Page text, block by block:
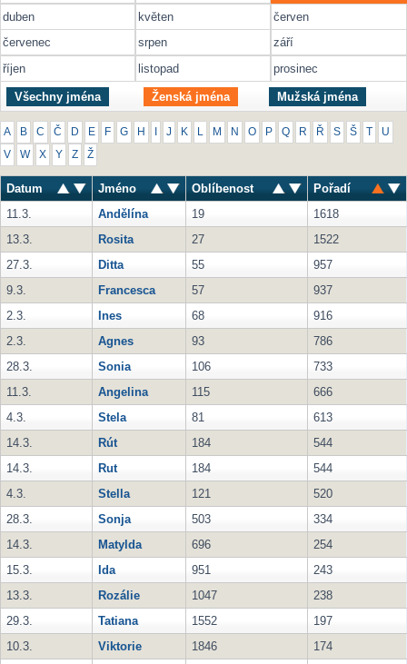
duben
květen
červen
červenec
srpen
září
říjen
listopad prosinec
Všechny jména Ženská jména Mužská jména
A B C Č D E F G H J K M N O P Q R Ř S Š U
V W X Y Z Ž
Datum Jméno Oblíbenost
Pořadí
11.3.
Andělína 19
1618
13.3.
Rosita 27
1522
27.3.
Ditta 55
957
9.3.
Francesca 57
937
2.3.
Ines 68
916
2.3.
Agnes 93
786
28.3.
Sonia 106
733
11.3.
Angelina 115
666
4.3.
Stela 81
613
14.3.
Rút 184
544
14.3.
Rut 184
544
4.3.
Stella 121
520
28.3.
Sonja 503
334
14.3.
Matylda 696
254
15.3.
Ida 951
243
13.3.
Rozálie 1047
238
29.3.
Tatiana 1552
197
10.3.
Viktorie 1846
174